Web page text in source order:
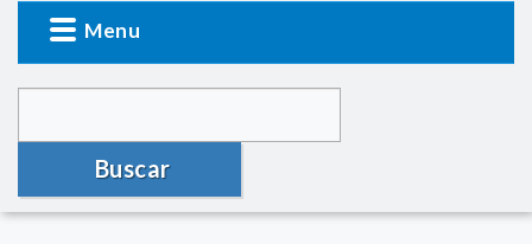
Menu
Buscar